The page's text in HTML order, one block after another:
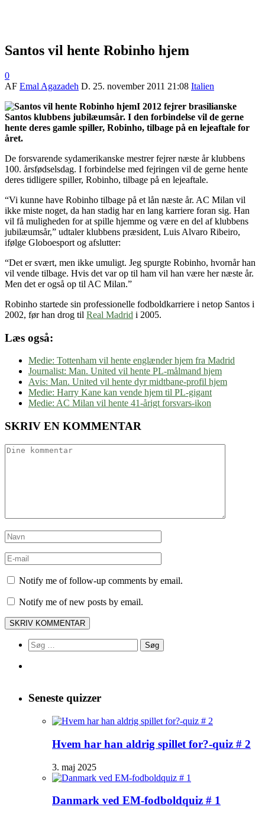
Santos vil hente Robinho hjem
0
AF Emal Agazadeh D. 25. november 2011 21:08 Italien
I 2012 fejrer brasilianske
Santos klubbens jubilæumsår. I den forbindelse vil de gerne
hente deres gamle spiller, Robinho, tilbage på en lejeaftale for
året.
De forsvarende sydamerikanske mestrer fejrer næste år klubbens
100. årsfødselsdag. I forbindelse med fejringen vil de gerne hente
deres tidligere spiller, Robinho, tilbage på en lejeaftale.
“Vi kunne have Robinho tilbage på et lån næste år. AC Milan vil
ikke miste noget, da han stadig har en lang karriere foran sig. Han
vil få muligheden for at spille hjemme og være en del af klubbens
jubilæumsår,” udtaler klubbens præsident, Luis Alvaro Ribeiro,
ifølge Globoesport og afslutter:
“Det er svært, men ikke umuligt. Jeg spurgte Robinho, hvornår han
vil vende tilbage. Hvis det var op til ham vil han være her næste år.
Men det er også op til AC Milan.”
Robinho startede sin professionelle fodboldkarriere i netop Santos i
2002, før han drog til Real Madrid i 2005.
Læs også:
Medie: Tottenham vil hente englænder hjem fra Madrid
Journalist: Man. United vil hente PL-målmand hjem
Avis: Man. United vil hente dyr midtbane-profil hjem
Medie: Harry Kane kan vende hjem til PL-gigant
Medie: AC Milan vil hente 41-årigt forsvars-ikon
SKRIV EN KOMMENTAR
Notify me of follow-up comments by email.
Notify me of new posts by email.
Søg
efter:
Seneste quizzer
Hvem har han aldrig spillet for?-quiz # 2
3. maj 2025
Danmark ved EM-fodboldquiz # 1